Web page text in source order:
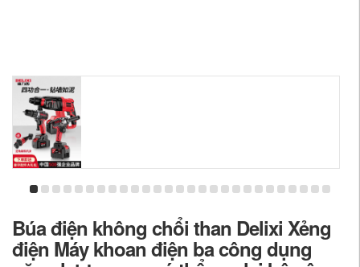
Búa điện không chổi than Delixi Xẻng
điện Máy khoan điện ba công dụng